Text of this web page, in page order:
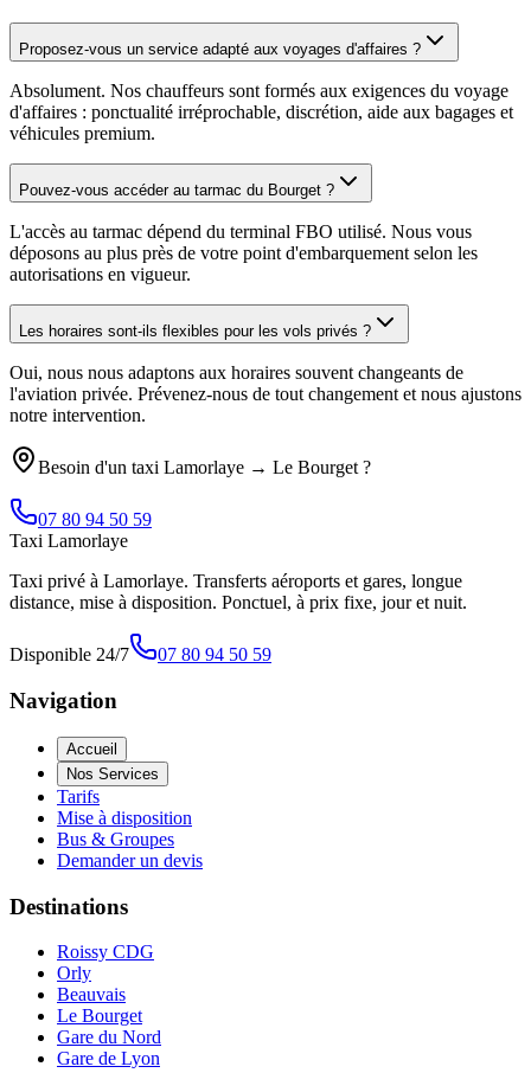
Proposez-vous un service adapté aux voyages d'affaires ?
Absolument. Nos chauffeurs sont formés aux exigences du voyage
d'affaires : ponctualité irréprochable, discrétion, aide aux bagages et
véhicules premium.
Pouvez-vous accéder au tarmac du Bourget ?
L'accès au tarmac dépend du terminal FBO utilisé. Nous vous
déposons au plus près de votre point d'embarquement selon les
autorisations en vigueur.
Les horaires sont-ils flexibles pour les vols privés ?
Oui, nous nous adaptons aux horaires souvent changeants de
l'aviation privée. Prévenez-nous de tout changement et nous ajustons
notre intervention.
Besoin d'un taxi Lamorlaye → Le Bourget ?
07 80 94 50 59
Taxi Lamorlaye
Taxi privé à Lamorlaye. Transferts aéroports et gares, longue
distance, mise à disposition. Ponctuel, à prix fixe, jour et nuit.
Disponible 24/7 07 80 94 50 59
Navigation
Accueil
Nos Services
Tarifs
Mise à disposition
Bus & Groupes
Demander un devis
Destinations
Roissy CDG
Orly
Beauvais
Le Bourget
Gare du Nord
Gare de Lyon